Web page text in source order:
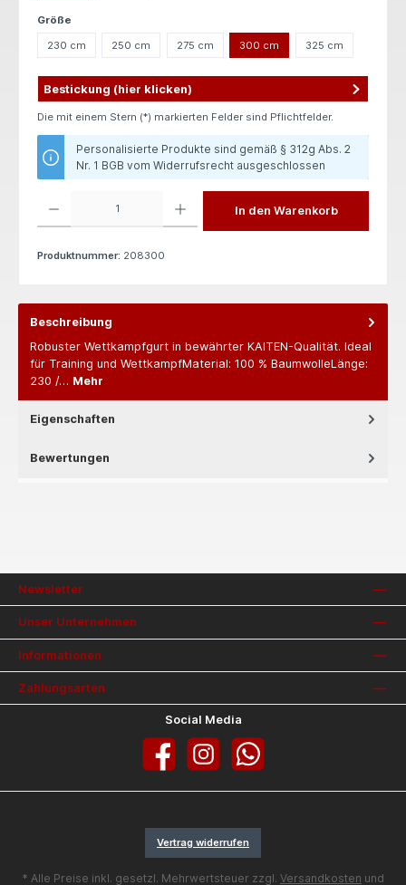
Größe
230 cm 250 cm 275 cm 300 cm 325 cm
Bestickung (hier klicken)
Die mit einem Stern (*) markierten Felder sind Pflichtfelder.
Personalisierte Produkte sind gemäß § 312g Abs. 2
Nr. 1 BGB vom Widerrufsrecht ausgeschlossen
In den Warenkorb
Produktnummer: 208300
Beschreibung
Robuster Wettkampfgurt in bewährter KAITEN-Qualität. Ideal
für Training und WettkampfMaterial: 100 % BaumwolleLänge:
230 /… Mehr
Eigenschaften
Bewertungen
Newsletter
Unser Unternehmen
Informationen
Zahlungsarten
Social Media
Facebook InstagramWhatsApp
Vertrag widerrufen
* Alle Preise inkl. gesetzl. Mehrwertsteuer zzgl. Versandkosten und